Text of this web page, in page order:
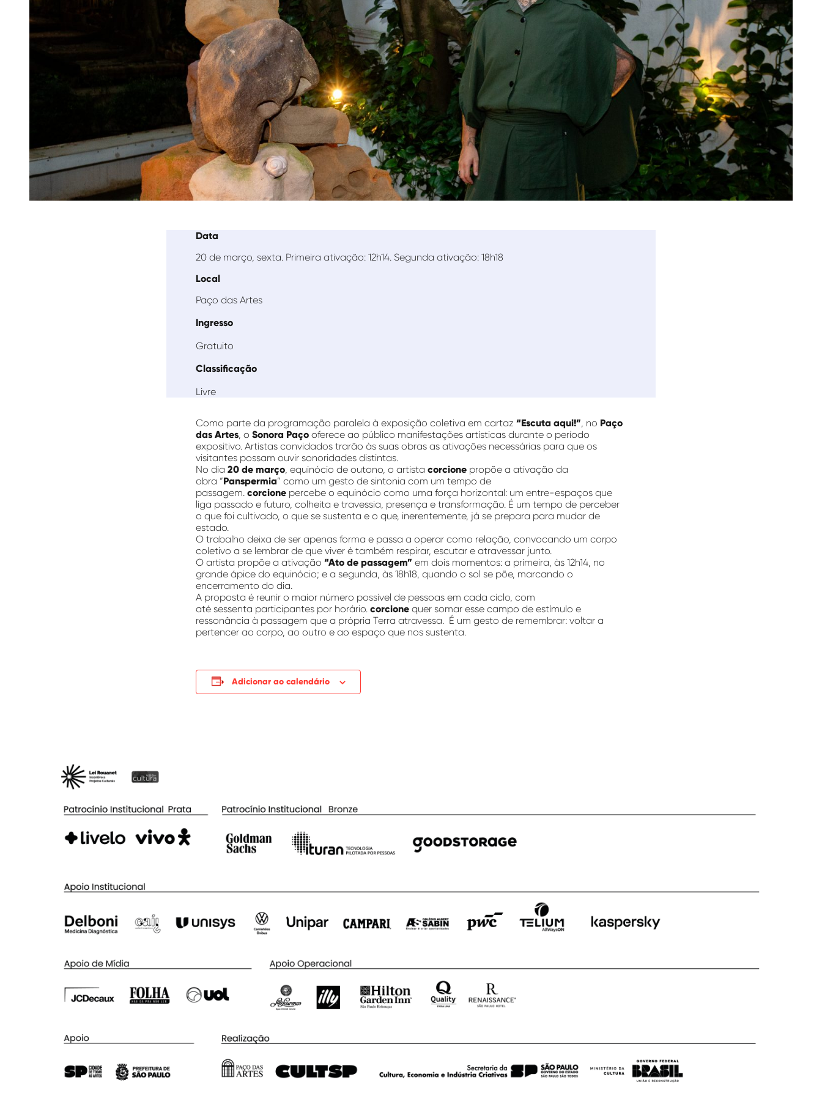
Data
20 de março, sexta. Primeira ativação: 12h14. Segunda ativação: 18h18
Local
Paço das Artes
Ingresso
Gratuito
Classificação
Livre
Como parte da programação paralela à exposição coletiva em cartaz “Escuta aqui!”, no Paço
das Artes, o Sonora Paço oferece ao público manifestações artísticas durante o período
expositivo. Artistas convidados trarão às suas obras as ativações necessárias para que os
visitantes possam ouvir sonoridades distintas.
No dia 20 de março, equinócio de outono, o artista corcione propõe a ativação da
obra “Panspermia” como um gesto de sintonia com um tempo de
passagem. corcione percebe o equinócio como uma força horizontal: um entre-espaços que
liga passado e futuro, colheita e travessia, presença e transformação. É um tempo de perceber
o que foi cultivado, o que se sustenta e o que, inerentemente, já se prepara para mudar de
estado.
O trabalho deixa de ser apenas forma e passa a operar como relação, convocando um corpo
coletivo a se lembrar de que viver é também respirar, escutar e atravessar junto.
O artista propõe a ativação “Ato de passagem” em dois momentos: a primeira, às 12h14, no
grande ápice do equinócio; e a segunda, às 18h18, quando o sol se põe, marcando o
encerramento do dia.
A proposta é reunir o maior número possível de pessoas em cada ciclo, com
até sessenta participantes por horário. corcione quer somar esse campo de estímulo e
ressonância à passagem que a própria Terra atravessa. É um gesto de remembrar: voltar a
pertencer ao corpo, ao outro e ao espaço que nos sustenta.
Adicionar ao calendário